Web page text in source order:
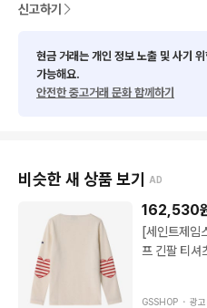
민감하신분은 구매자제
💞(착샷문의X)
💞사이즈 미스로 환불 요청 불가
💞교환,환불은 표기외 하자가 있
신고하기
현금 거래는 개인 정보 노출 및 사기
가능해요.
안전한 중고거래 문화 함께하기
비슷한 새 상품 보기 AD
162,530
[세인트제임
프 긴팔 티
GSSHOP ・ 광고